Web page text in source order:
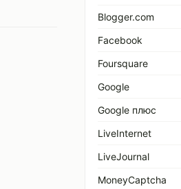
Blogger.com
Facebook
Foursquare
Google
Google плюс
LiveInternet
LiveJournal
MoneyCaptcha